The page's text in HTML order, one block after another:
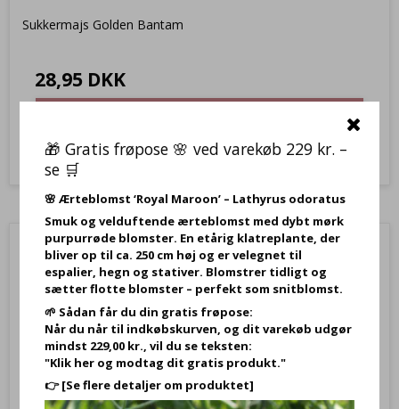
Sukkermajs Golden Bantam
28,95 DKK
🎁 Gratis frøpose 🌸 ved varekøb 229 kr. –
se 🛒
🌸 Ærteblomst ‘Royal Maroon’ – Lathyrus odoratus
Smuk og velduftende ærteblomst med dybt mørk
purpurrøde blomster. En etårig klatreplante, der
bliver op til ca. 250 cm høj og er velegnet til
espalier, hegn og stativer. Blomstrer tidligt og
sætter flotte blomster – perfekt som snitblomst.
🌱 Sådan får du din gratis frøpose:
Når du når til indkøbskurven, og dit varekøb udgør
mindst 229,00 kr., vil du se teksten:
"Klik her og modtag dit gratis produkt."
👉[Se flere detaljer om produktet]